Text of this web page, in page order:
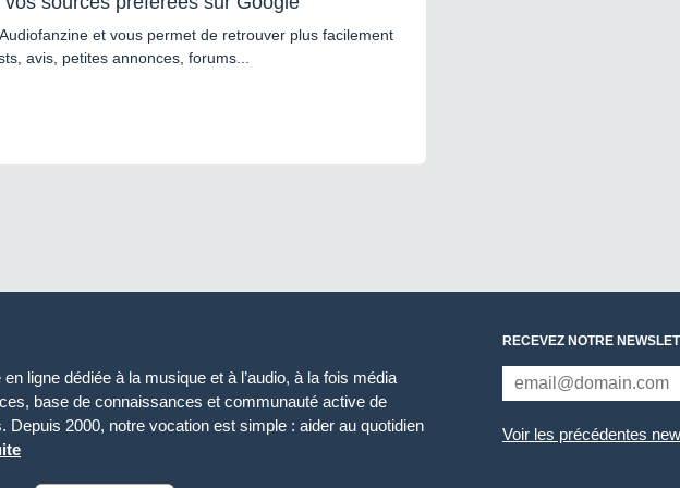
et vous permet de retrouver plus facilement
avis, petites annonces, forums...
ligne dédiée à la musique et à l’audio, à la fois média
base de connaissances et communauté active de
Depuis 2000, notre vocation est simple : aider au quotidien
RECEVEZ NOTRE
Voir les précédentes